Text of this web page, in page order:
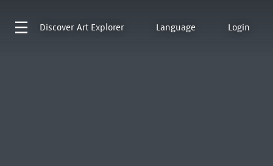
Discover Art Explorer Language Login